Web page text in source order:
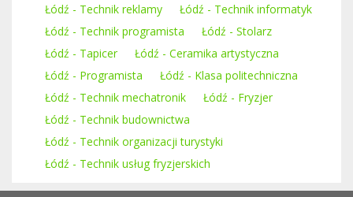
Łódź - Technik reklamy
Łódź - Technik informatyk
Łódź - Technik programista
Łódź - Stolarz
Łódź - Tapicer
Łódź - Ceramika artystyczna
Łódź - Programista
Łódź - Klasa politechniczna
Łódź - Technik mechatronik
Łódź - Fryzjer
Łódź - Technik budownictwa
Łódź - Technik organizacji turystyki
Łódź - Technik usług fryzjerskich